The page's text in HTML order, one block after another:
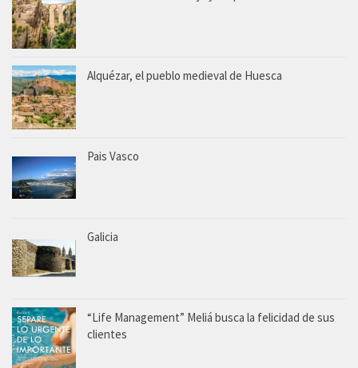
Alquézar, el pueblo medieval de Huesca
Pais Vasco
Galicia
“Life Management” Meliá busca la felicidad de sus
clientes